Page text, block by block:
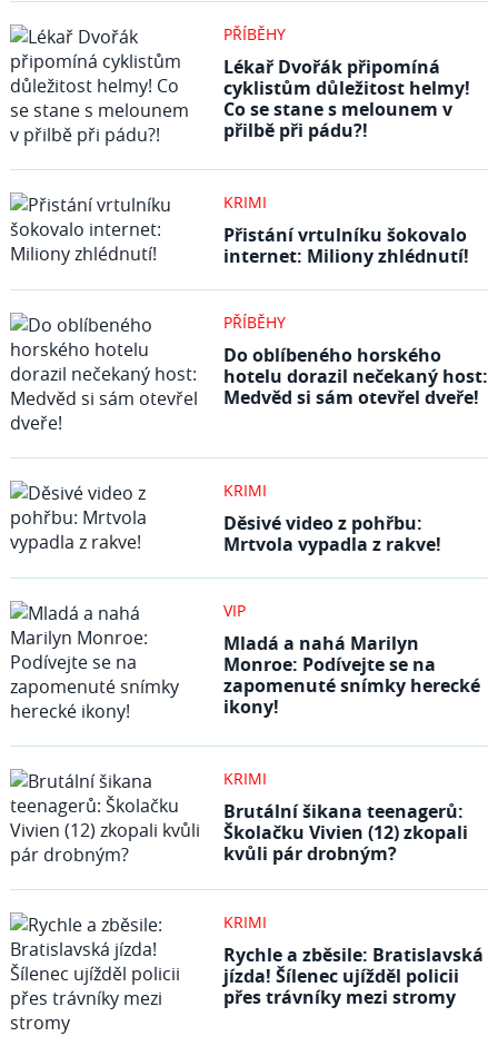
PŘÍBĚHY
Lékař Dvořák připomíná
cyklistům důležitost helmy!
Co se stane s melounem v
přilbě při pádu?!
KRIMI
Přistání vrtulníku šokovalo
internet: Miliony zhlédnutí!
PŘÍBĚHY
Do oblíbeného horského
hotelu dorazil nečekaný host:
Medvěd si sám otevřel dveře!
KRIMI
Děsivé video z pohřbu:
Mrtvola vypadla z rakve!
VIP
Mladá a nahá Marilyn
Monroe: Podívejte se na
zapomenuté snímky herecké
ikony!
KRIMI
Brutální šikana teenagerů:
Školačku Vivien (12) zkopali
kvůli pár drobným?
KRIMI
Rychle a zběsile: Bratislavská
jízda! Šílenec ujížděl policii
přes trávníky mezi stromy